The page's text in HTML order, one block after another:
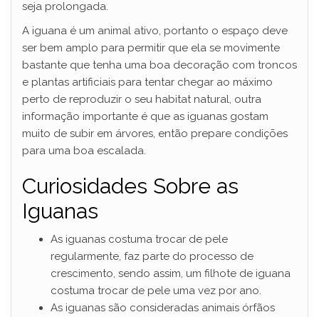
seja prolongada.
A iguana é um animal ativo, portanto o espaço deve
ser bem amplo para permitir que ela se movimente
bastante que tenha uma boa decoração com troncos
e plantas artificiais para tentar chegar ao máximo
perto de reproduzir o seu habitat natural, outra
informação importante é que as iguanas gostam
muito de subir em árvores, então prepare condições
para uma boa escalada.
Curiosidades Sobre as
Iguanas
As iguanas costuma trocar de pele
regularmente, faz parte do processo de
crescimento, sendo assim, um filhote de iguana
costuma trocar de pele uma vez por ano.
As iguanas são consideradas animais órfãos